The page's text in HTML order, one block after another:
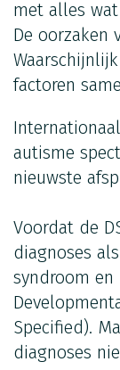
met alles
De oorzaken
factoren
autisme
nieuwste
Voordat de
diagnoses
syndroom en
Specified).
diagnoses